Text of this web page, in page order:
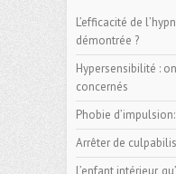
L’efficacité de
démontrée ?
Hypersensibilité :
concernés
Phobie
Arrêter de
L’enfant intérieur,